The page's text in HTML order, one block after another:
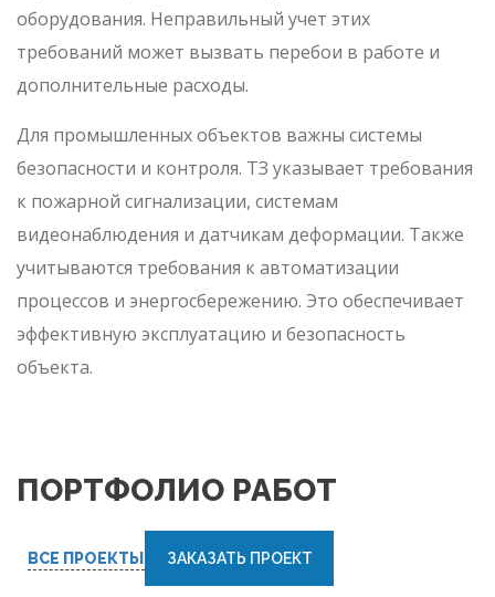
оборудования. Неправильный учет этих
требований может вызвать перебои в работе и
дополнительные расходы.
Для промышленных объектов важны системы
безопасности и контроля. ТЗ указывает требования
к пожарной сигнализации, системам
видеонаблюдения и датчикам деформации. Также
учитываются требования к автоматизации
процессов и энергосбережению. Это обеспечивает
эффективную эксплуатацию и безопасность
объекта.
ПОРТФОЛИО РАБОТ
ВСЕ ПРОЕКТЫ ЗАКАЗАТЬ ПРОЕКТ